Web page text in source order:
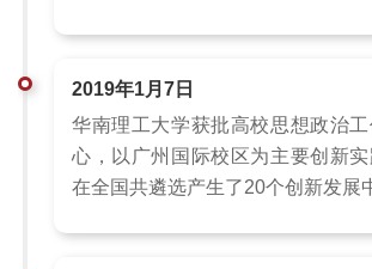
2019年1月7日
华南理工大学获批高校思想政治
心，以广州国际校区为主要创新
在全国共遴选产生了20个创新发展